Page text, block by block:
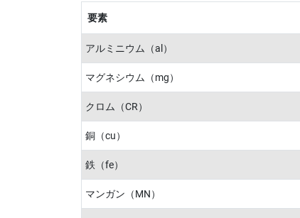
要素
アルミニウム（al）
マグネシウム（mg）
クロム（CR）
銅（cu）
鉄（fe）
マンガン（MN）